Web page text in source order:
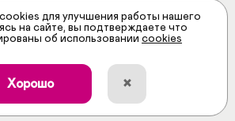
для улучшения работы нашего
на сайте, вы подтверждаете что
об использовании cookies
Хорошо ×